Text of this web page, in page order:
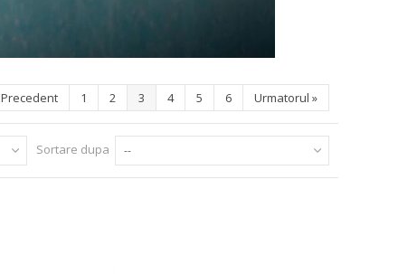
Precedent 1 2 3 4 5 6 Urmatorul »
Sortare dupa --